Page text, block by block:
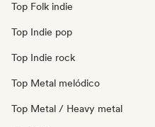
Top Folk indie
Top Indie pop
Top Indie rock
Top Metal melódico
Top Metal / Heavy metal